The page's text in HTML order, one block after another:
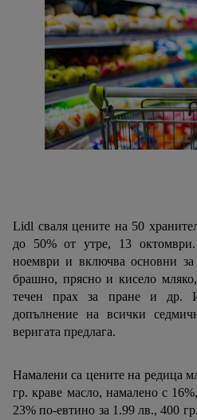
Lidl сваля цените на 50
до 50% от утре, 13
ноември и включва основни за
брашно, прясно и кисело
течен прах за пране и др.
допълнение на всички
веригата предлага.
Намалени са цените на редица
гр. краве масло, намалено с
23% по-евтино за 1.99 лв., 400